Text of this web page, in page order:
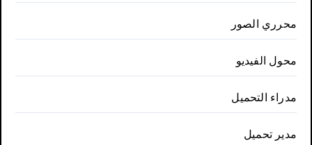
محرري الصور
محول الفيديو
مدراء التحميل
مدير تحميل